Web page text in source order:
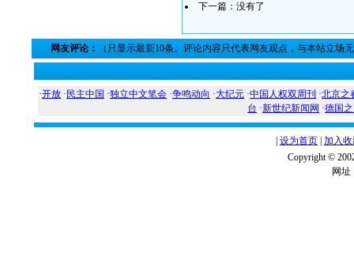
下一篇：没有了
网友评论： （只显示最新10条。评论内容只代表网友观点，与本站立场
·开放 · 民主中国 ·独立中文笔会 ·争鸣动向 ·大纪元 ·中国人权双周刊 ·北京之
台 ·新世纪新闻网 ·德国
设为首页 加入
Copyright ©
网址